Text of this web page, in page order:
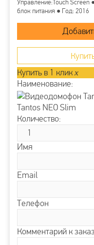
Управление:Touch Screen
блок питания ● Год: 2016
Купить в 1 клик x
Наименование:
Tantos NEO Slim
Количество:
Имя
Email
Телефон
Комментарий к